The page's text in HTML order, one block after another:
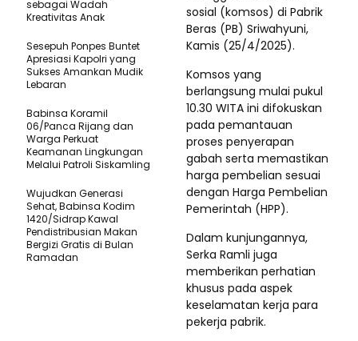
sosial (komsos) di Pabrik
Beras (PB) Sriwahyuni,
Kamis (25/4/2025).
Komsos yang
berlangsung mulai pukul
10.30 WITA ini difokuskan
pada pemantauan
proses penyerapan
gabah serta memastikan
harga pembelian sesuai
dengan Harga Pembelian
Pemerintah (HPP).
Dalam kunjungannya,
Serka Ramli juga
memberikan perhatian
khusus pada aspek
keselamatan kerja para
pekerja pabrik.
sebagai Wadah
Kreativitas Anak
Sesepuh Ponpes Buntet
Apresiasi Kapolri yang
Sukses Amankan Mudik
Lebaran
Babinsa Koramil
06/Panca Rijang dan
Warga Perkuat
Keamanan Lingkungan
Melalui Patroli Siskamling
Wujudkan Generasi
Sehat, Babinsa Kodim
1420/Sidrap Kawal
Pendistribusian Makan
Bergizi Gratis di Bulan
Ramadan